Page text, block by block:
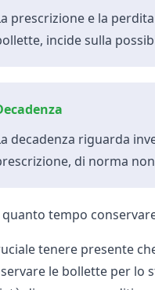
prescrizione e la
incide sulla
decadenza riguarda
di norma
quanto tempo
tenere presente
le bolletteper lo